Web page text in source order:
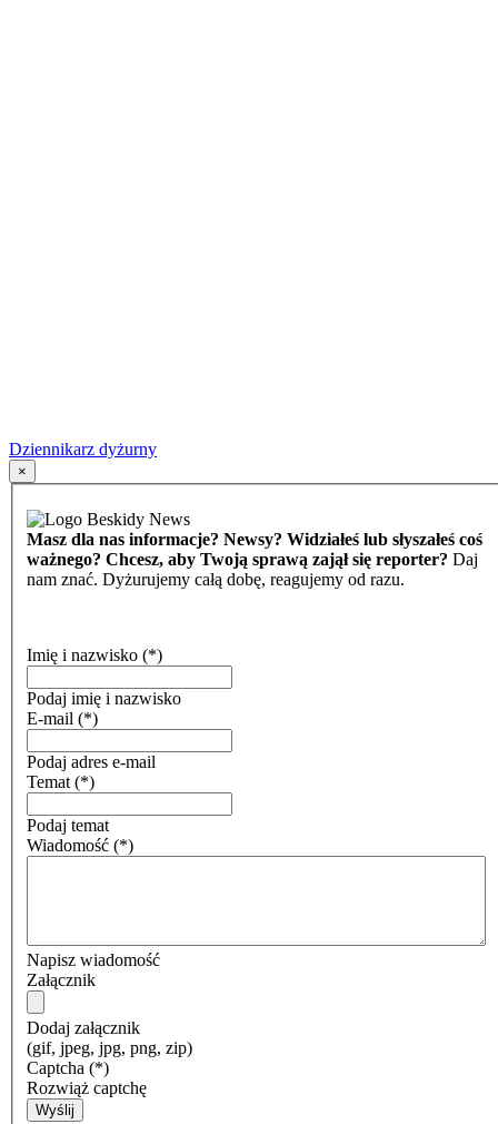
Dziennikarz dyżurny
×
Masz dla nas informacje? Newsy? Widziałeś lub słyszałeś coś
ważnego? Chcesz, aby Twoją sprawą zajął się reporter? Daj
nam znać. Dyżurujemy całą dobę, reagujemy od razu.
Imię i nazwisko (*)
Podaj imię i nazwisko
E-mail (*)
Podaj adres e-mail
Temat (*)
Podaj temat
Wiadomość (*)
Napisz wiadomość
Załącznik
Dodaj załącznik
(gif, jpeg, jpg, png, zip)
Captcha (*)
Rozwiąż captchę
Wyślij